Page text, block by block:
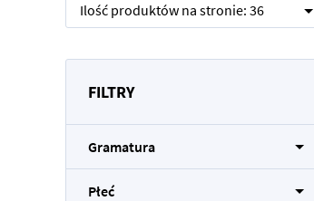
Ilość produktów na stronie: 36
FILTRY
Gramatura
Płeć